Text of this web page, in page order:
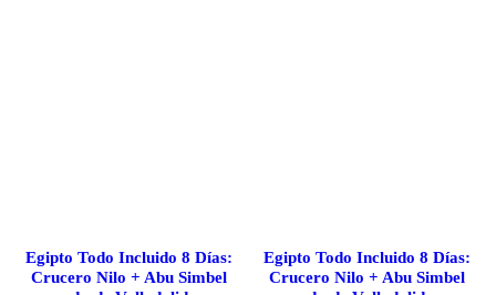
Egipto Todo Incluido 8 Días:
Crucero Nilo + Abu Simbel
Egipto Todo Incluido 8 Días:
Crucero Nilo + Abu Simbel